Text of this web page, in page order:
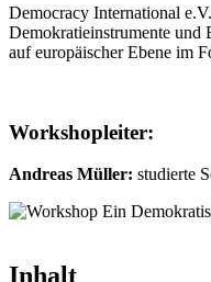
Democracy International
Demokratieinstrumente und
auf europäischer Ebene im
Workshopleiter:
Andreas Müller: studierte
Inhalt